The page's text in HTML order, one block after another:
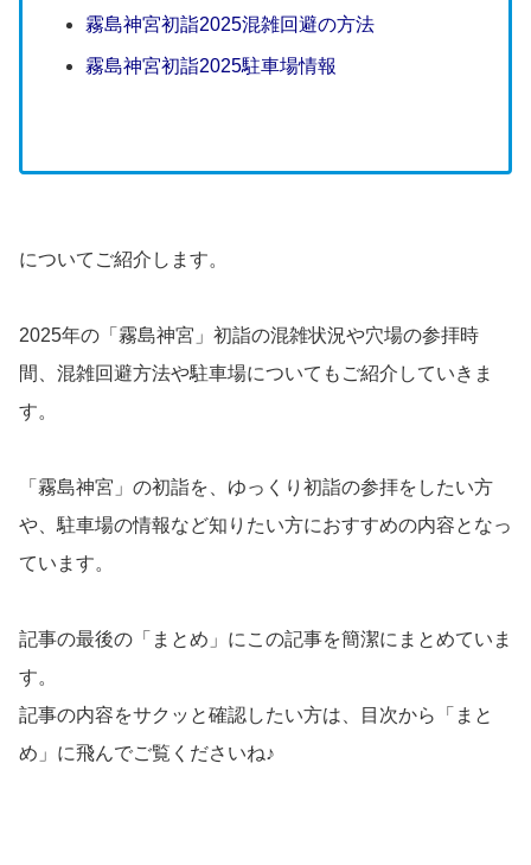
霧島神宮初詣2025混雑回避の方法
霧島神宮初詣2025駐車場情報
についてご紹介します。
2025年の「霧島神宮」初詣の混雑状況や穴場の参拝時
間、混雑回避方法や駐車場についてもご紹介していきま
す。
「霧島神宮」の初詣を、ゆっくり初詣の参拝をしたい方
や、駐車場の情報など知りたい方におすすめの内容となっ
ています。
記事の最後の「まとめ」にこの記事を簡潔にまとめていま
す。
記事の内容をサクッと確認したい方は、目次から「まと
め」に飛んでご覧くださいね♪